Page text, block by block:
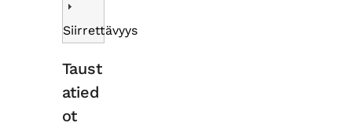
Siirrettävyys
Taust
atied
ot